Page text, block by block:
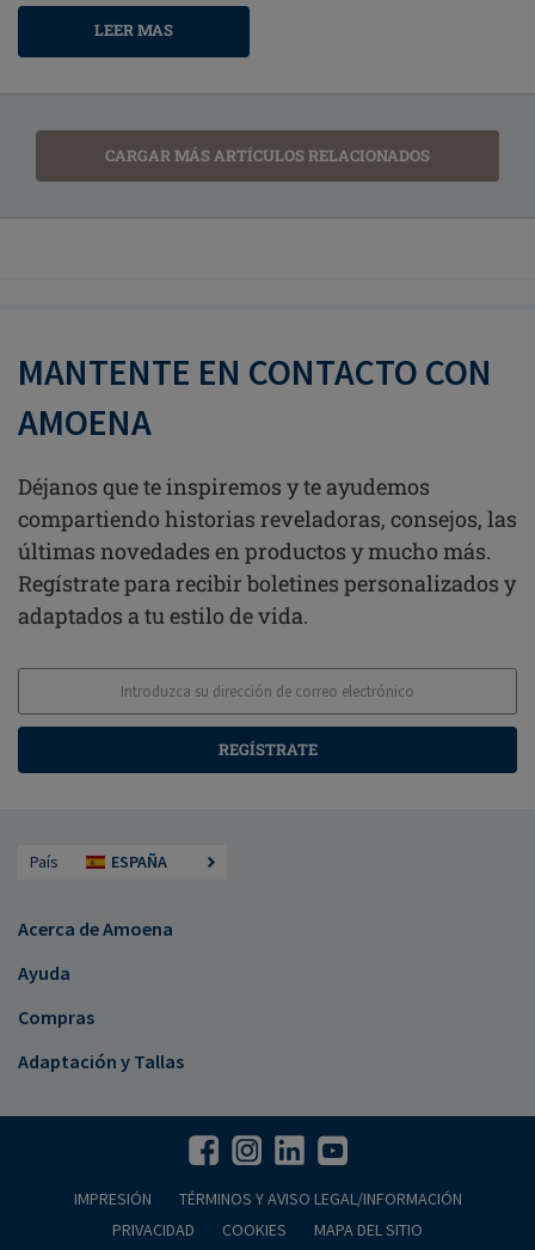
LEER MAS
CARGAR MÁS ARTÍCULOS RELACIONADOS
MANTENTE EN CONTACTO CON
AMOENA
Déjanos que te inspiremos y te ayudemos
compartiendo historias reveladoras, consejos, las
últimas novedades en productos y mucho más.
Regístrate para recibir boletines personalizados y
adaptados a tu estilo de vida.
REGÍSTRATE
País ESPAÑA
Acerca de Amoena
Ayuda
Compras
Adaptación y Tallas
IMPRESIÓN
TÉRMINOS Y AVISO LEGAL/INFORMACIÓN
PRIVACIDAD
COOKIES MAPA DEL SITIO